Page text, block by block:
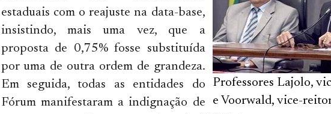
Professores Lajolo,
e Voorwald, vice-
estaduais com o reajuste na data-base,
insistindo, mais uma vez, que a
proposta de 0,75% fosse substituída
por uma de outra ordem de grandeza.
Em seguida, todas as entidades do
Fórum manifestaram a indignação de